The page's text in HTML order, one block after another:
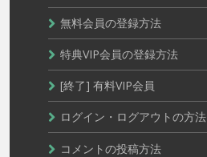
無料会員の登録方法
特典VIP会員の登録方法
[終了] 有料VIP会員
ログイン・ログアウトの方法
コメントの投稿方法